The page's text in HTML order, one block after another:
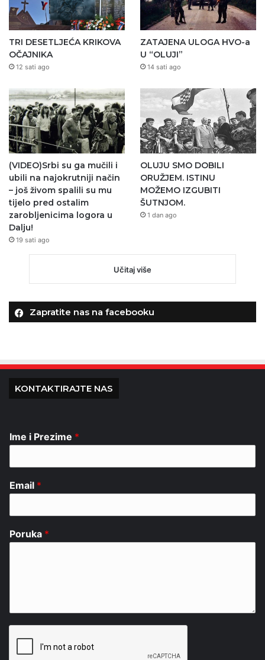
TRI DESETLJEĆA KRIKOVA
OČAJNIKA
12 sati ago
ZATAJENA ULOGA HVO-a
U “OLUJI”
14 sati ago
(VIDEO)Srbi su ga mučili i
ubili na najokrutniji način
– još živom spalili su mu
tijelo pred ostalim
zarobljenicima logora u
Dalju!
19 sati ago
OLUJU SMO DOBILI
ORUŽJEM. ISTINU
MOŽEMO IZGUBITI
ŠUTNJOM.
1 dan ago
Učitaj više
Zapratite nas na facebooku
KONTAKTIRAJTE NAS
Ime i Prezime *
Email *
Poruka *